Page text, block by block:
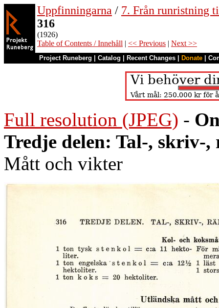
Uppfinningarna / 7. Från runristning
316
(1926)
Table of Contents / Innehåll | << Previous | Next >>
Project Runeberg Catalog Recent Changes Donate
Full resolution (JPEG) -
Tredje delen: Tal-, skriv-
Mått och vikter